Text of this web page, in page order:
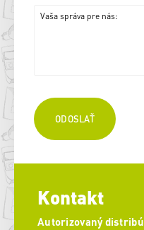
Kontakt
Autorizovaný